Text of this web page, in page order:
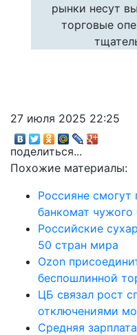
рынки несут
торговые
27 июля 2025 22:25
поделиться...
Похожие материалы:
Россияне смогут
банкомат чужого
Российские
50 стран мира
Ozon
беспошлинной
ЦБ связал рост
отключениями
Средняя